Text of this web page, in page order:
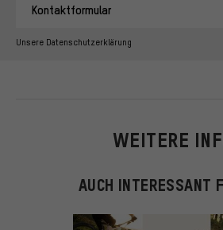
Kontaktformular
Unsere Datenschutzerklärung
WEITERE
AUCH INTERESSANT